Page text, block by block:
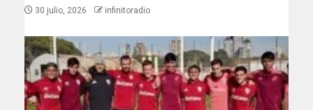
30 julio, 2026 infinitoradio